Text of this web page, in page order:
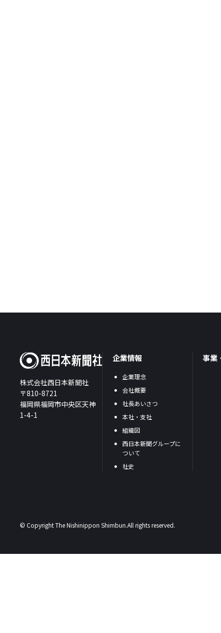
株式会社西日本新聞社
〒810-8721
福岡県福岡市中央区天神
1-4-1
企業情報
企業理念
会社概要
社長あいさつ
本社・支社
組織図
西日本新聞グループに
ついて
社史
事業
© Copyright The Nishinippon Shimbun.All rights reserved.